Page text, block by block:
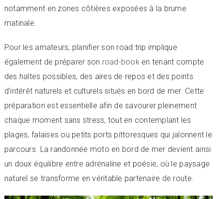
notamment en zones côtières exposées à la brume
matinale.
Pour les amateurs, planifier son road trip implique
également de préparer son road-book en tenant compte
des haltes possibles, des aires de repos et des points
d’intérêt naturels et culturels situés en bord de mer. Cette
préparation est essentielle afin de savourer pleinement
chaque moment sans stress, tout en contemplant les
plages, falaises ou petits ports pittoresques qui jalonnent le
parcours. La randonnée moto en bord de mer devient ainsi
un doux équilibre entre adrénaline et poésie, où le paysage
naturel se transforme en véritable partenaire de route.